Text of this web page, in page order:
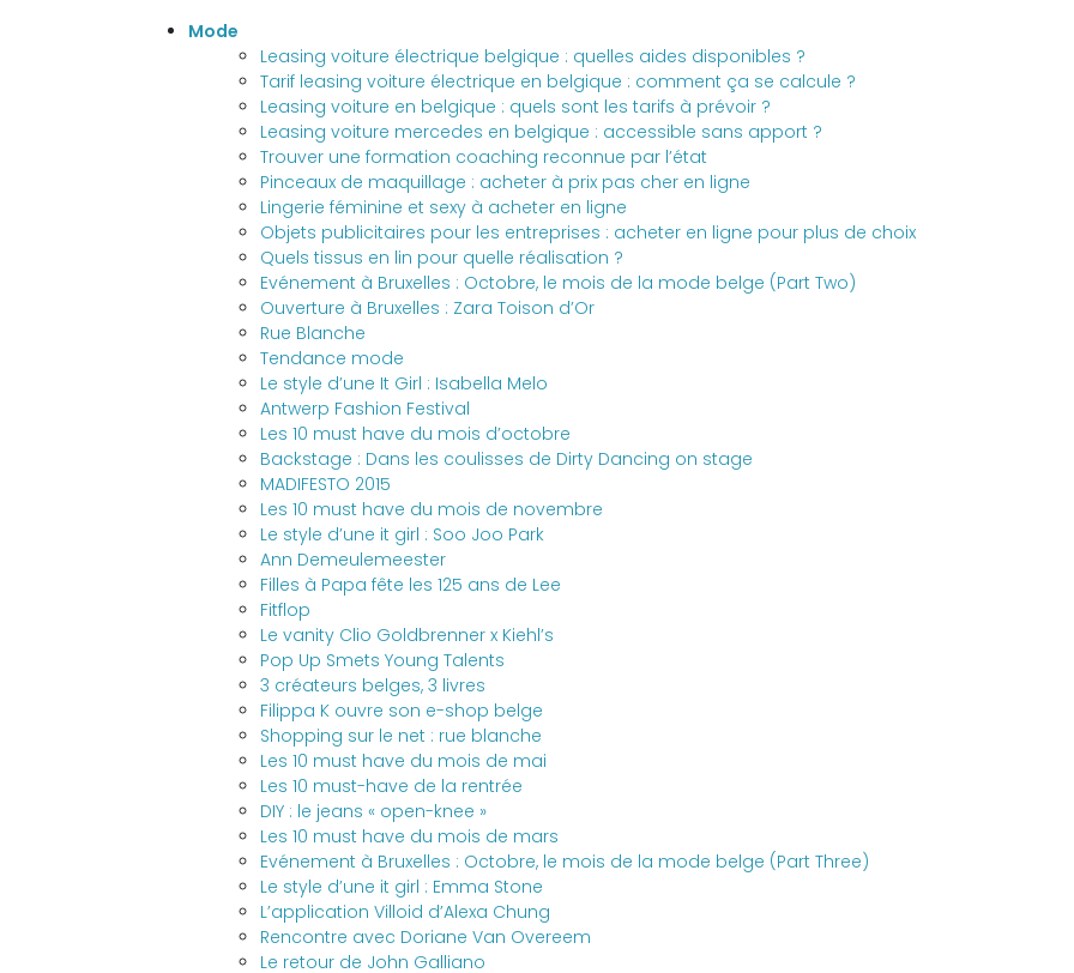
Mode
Leasing voiture électrique belgique : quelles aides disponibles ?
Tarif leasing voiture électrique en belgique : comment ça se calcule ?
Leasing voiture en belgique : quels sont les tarifs à prévoir ?
Leasing voiture mercedes en belgique : accessible sans apport ?
Trouver une formation coaching reconnue par l’état
Pinceaux de maquillage : acheter à prix pas cher en ligne
Lingerie féminine et sexy à acheter en ligne
Objets publicitaires pour les entreprises : acheter en ligne pour plus de choix
Quels tissus en lin pour quelle réalisation ?
Evénement à Bruxelles : Octobre, le mois de la mode belge (Part Two)
Ouverture à Bruxelles : Zara Toison d’Or
Rue Blanche
Tendance mode
Le style d’une It Girl : Isabella Melo
Antwerp Fashion Festival
Les 10 must have du mois d’octobre
Backstage : Dans les coulisses de Dirty Dancing on stage
MADIFESTO 2015
Les 10 must have du mois de novembre
Le style d’une it girl : Soo Joo Park
Ann Demeulemeester
Filles à Papa fête les 125 ans de Lee
Fitflop
Le vanity Clio Goldbrenner x Kiehl’s
Pop Up Smets Young Talents
3 créateurs belges, 3 livres
Filippa K ouvre son e-shop belge
Shopping sur le net : rue blanche
Les 10 must have du mois de mai
Les 10 must-have de la rentrée
DIY : le jeans « open-knee »
Les 10 must have du mois de mars
Evénement à Bruxelles : Octobre, le mois de la mode belge (Part Three)
Le style d’une it girl : Emma Stone
L’application Villoid d’Alexa Chung
Rencontre avec Doriane Van Overeem
Le retour de John Galliano